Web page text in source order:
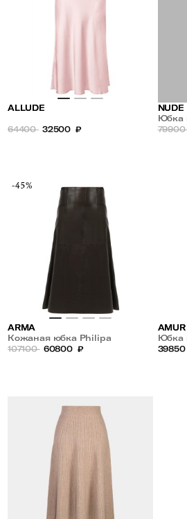
ALLUDE
64400 32500 ₽
NUDE
Юбка
-45%
ARMA
Кожаная юбка Philipa
107100 60800 ₽
Юбка
39850